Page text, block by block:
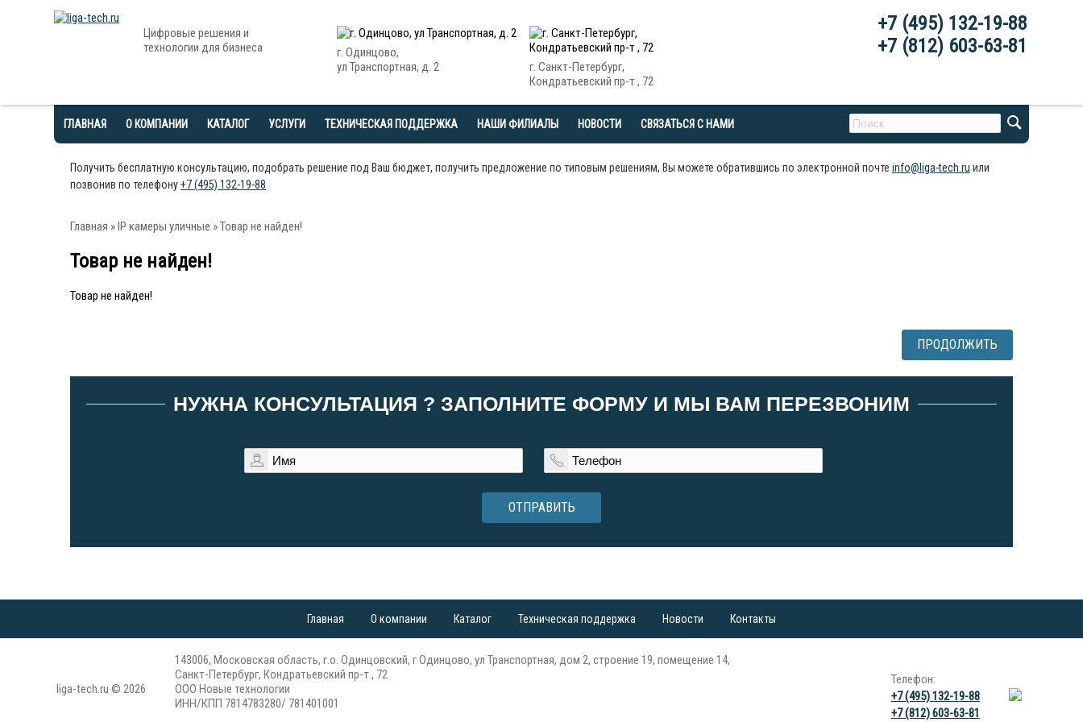
+7 (495) 132-19-88
+7 (812) 603-63-81
Цифровые решения и
технологии для бизнеса
г. Одинцово,
ул Транспортная, д. 2
г. Санкт-Петербург,
Кондратьевский пр-т , 72
ГЛАВНАЯ О КОМПАНИИ КАТАЛОГ УСЛУГИ ТЕХНИЧЕСКАЯ ПОДДЕРЖКА НАШИ ФИЛИАЛЫ НОВОСТИ СВЯЗАТЬСЯ С НАМИ
Получить бесплатную консультацию, подобрать решение под Ваш бюджет, получить предложение по типовым решениям, Вы можете обратившись по электронной почте info@liga-tech.ru или
позвонив по телефону+7 (495) 132-19-88
Главная »IP камеры уличные » Товар не найден!
Товар не найден!
Товар не найден!
ПРОДОЛЖИТЬ
НУЖНА КОНСУЛЬТАЦИЯ ? ЗАПОЛНИТЕ ФОРМУ И МЫ ВАМ ПЕРЕЗВОНИМ
ОТПРАВИТЬ
Главная О компании Каталог Техническая поддержка Новости Контакты
liga-tech.ru © 2026
143006, Московская область, г.о. Одинцовский, г Одинцово, ул Транспортная, дом 2, строение 19, помещение 14,
Санкт-Петербург, Кондратьевский пр-т , 72
ООО Новые технологии
ИНН/КПП 7814783280/ 781401001
Телефон:
+7 (495) 132-19-88
+7 (812) 603-63-81